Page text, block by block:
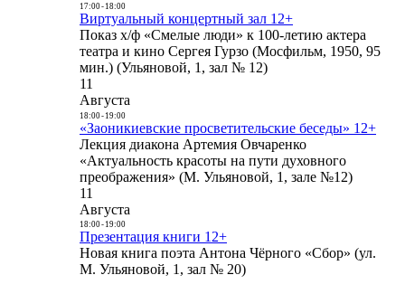
17:00- 18:00
Виртуальный концертный зал 12+
Показ х/ф «Смелые люди» к 100-летию актера
театра и кино Сергея Гурзо (Мосфильм, 1950, 95
мин.) (Ульяновой, 1, зал № 12)
11
Августа
18:00- 19:00
«Заоникиевские просветительские беседы» 12+
Лекция диакона Артемия Овчаренко
«Актуальность красоты на пути духовного
преображения» (М. Ульяновой, 1, зале №12)
11
Августа
18:00- 19:00
Презентация книги 12+
Новая книга поэта Антона Чёрного «Сбор» (ул.
М. Ульяновой, 1, зал № 20)